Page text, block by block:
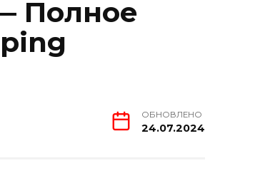
Полное
ОБНОВЛЕНО
24.07.2024